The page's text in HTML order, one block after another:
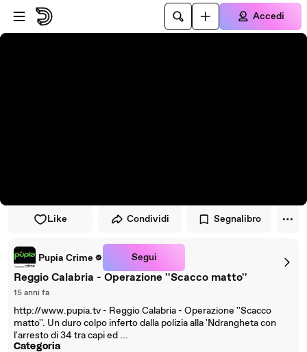
Vai al lettore
Passa al contenuto principale
Accedi
Like Condividi Segnalibro
Pupia Crime Segui
Reggio Calabria - Operazione ''Scacco matto''
15 anni fa
http://www.pupia.tv - Reggio Calabria - Operazione ''Scacco
matto''. Un duro colpo inferto dalla polizia alla 'Ndrangheta con
l'arresto di 34 tra capi ed ...
Categoria